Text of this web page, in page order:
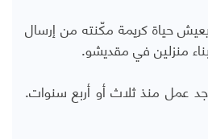
حياة كريمة مكّنته من إرسال
منزلين في مقديشو.
عمل منذ ثلاث أو أربع سنوات.